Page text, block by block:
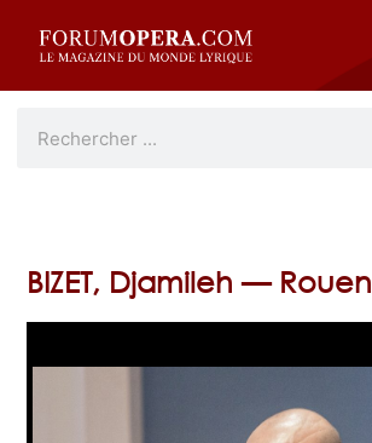
BIZET, Djamileh — Rouen